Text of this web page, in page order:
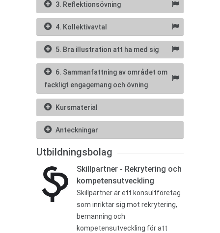
3. Reflektionsövning
4. Kollektivavtal
5. Bra illustration att ha med sig
6. Sammanfattning av området om
fackligt engagemang och övning
Kursmaterial
Anteckningar
Utbildningsbolag
Skillpartner - Rekrytering och
kompetensutveckling
Skillpartner är ett konsultföretag
som inriktar sig mot rekrytering,
bemanning och
kompetensutveckling för att